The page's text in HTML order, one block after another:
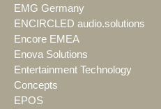
EMG Germany
ENCIRCLED audio.solutions
Encore EMEA
Enova Solutions
Entertainment Technology
Concepts
EPOS